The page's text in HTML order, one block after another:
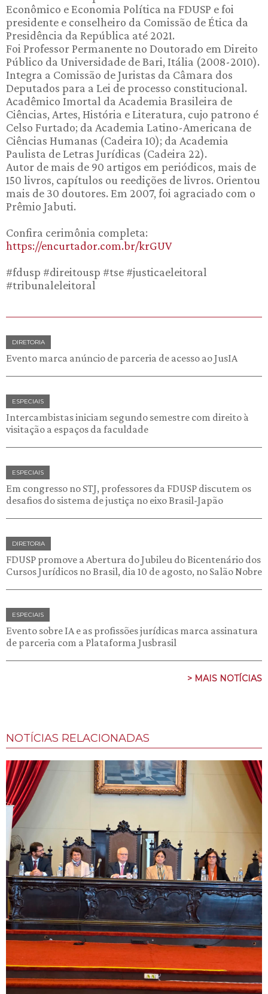
Econômico e Economia Política na FDUSP e foi
presidente e conselheiro da Comissão de Ética da
Presidência da República até 2021.
Foi Professor Permanente no Doutorado em Direito
Público da Universidade de Bari, Itália (2008-2010).
Integra a Comissão de Juristas da Câmara dos
Deputados para a Lei de processo constitucional.
Acadêmico Imortal da Academia Brasileira de
Ciências, Artes, História e Literatura, cujo patrono é
Celso Furtado; da Academia Latino-Americana de
Ciências Humanas (Cadeira 10); da Academia
Paulista de Letras Jurídicas (Cadeira 22).
Autor de mais de 90 artigos em periódicos, mais de
150 livros, capítulos ou reedições de livros. Orientou
mais de 30 doutores. Em 2007, foi agraciado com o
Prêmio Jabuti.
Confira cerimônia completa:
https://encurtador.com.br/krGUV
#fdusp #direitousp #tse #justicaeleitoral
#tribunaleleitoral
DIRETORIA
Evento marca anúncio de parceria de acesso ao JusIA
ESPECIAIS
Intercambistas iniciam segundo semestre com direito à
visitação a espaços da faculdade
ESPECIAIS
Em congresso no STJ, professores da FDUSP discutem os
desafios do sistema de justiça no eixo Brasil-Japão
DIRETORIA
FDUSP promove a Abertura do Jubileu do Bicentenário dos
Cursos Jurídicos no Brasil, dia 10 de agosto, no Salão Nobre
ESPECIAIS
Evento sobre IA e as profissões jurídicas marca assinatura
de parceria com a Plataforma Jusbrasil
> MAIS NOTÍCIAS
NOTÍCIAS RELACIONADAS